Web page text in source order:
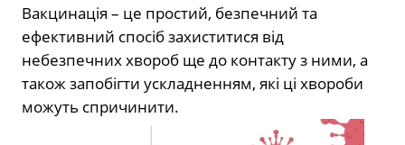
Вакцинація – це простий, безпечний та
ефективний спосіб захиститися від
небезпечних хвороб ще до контакту з ними, а
також запобігти ускладненням, які ці хвороби
можуть спричинити.